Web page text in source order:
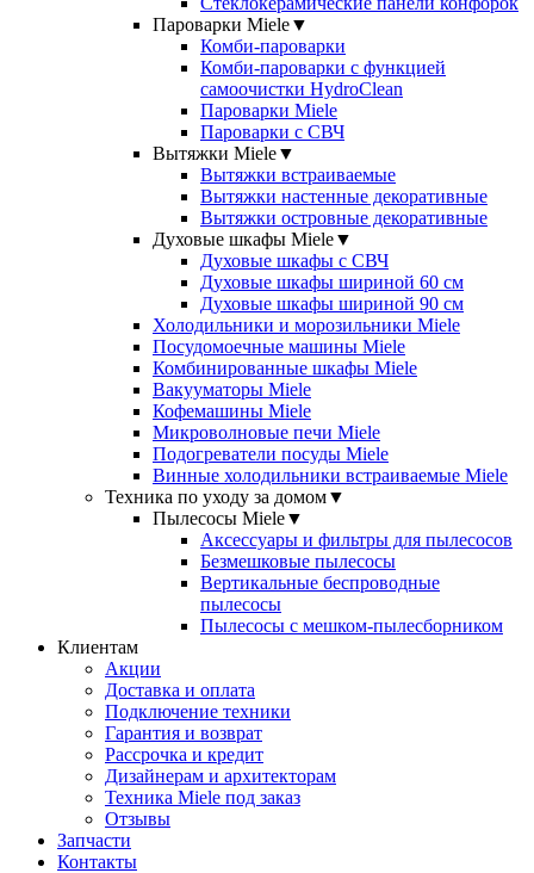
Пароварки Miele▼
Комби-пароварки
Комби-пароварки с функцией
самоочистки HydroClean
Пароварки Miele
Пароварки с СВЧ
Вытяжки Miele▼
Вытяжки встраиваемые
Вытяжки настенные декоративные
Вытяжки островные декоративные
Духовые шкафы Miele▼
Духовые шкафы с СВЧ
Духовые шкафы шириной 60 см
Духовые шкафы шириной 90 см
Холодильники и морозильники Miele
Посудомоечные машины Miele
Комбинированные шкафы Miele
Вакууматоры Miele
Кофемашины Miele
Микроволновые печи Miele
Подогреватели посуды Miele
Винные холодильники встраиваемые Miele
Техника по уходу за домом▼
Пылесосы Miele▼
Аксессуары и фильтры для пылесосов
Безмешковые пылесосы
Вертикальные беспроводные
пылесосы
Пылесосы с мешком-пылесборником
Клиентам
Акции
Доставка и оплата
Подключение техники
Гарантия и возврат
Рассрочка и кредит
Дизайнерам и архитекторам
Техника Miele под заказ
Отзывы
Запчасти
Контакты